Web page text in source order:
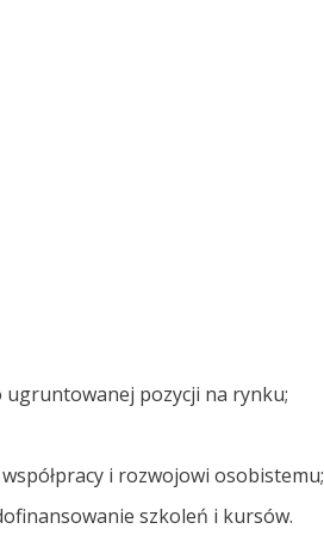
ugruntowanej pozycji na rynku;
i rozwojowi osobistemu;
szkoleń i kursów.